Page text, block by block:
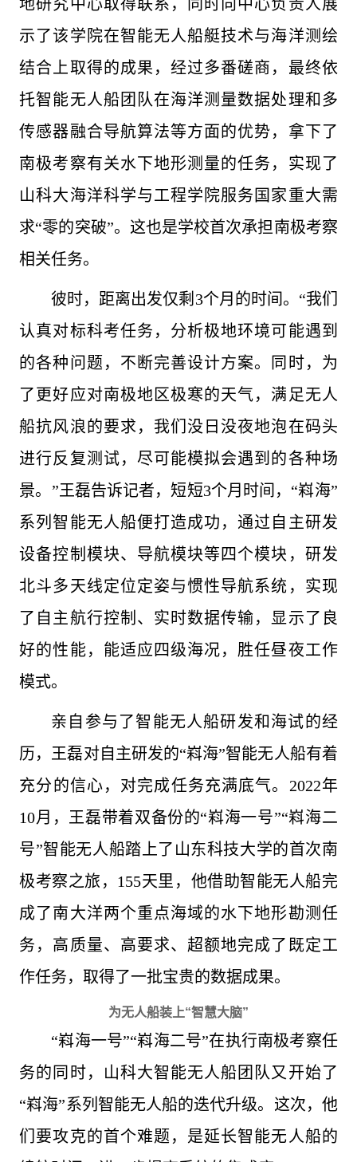
地研究中心取得联系，同时向中心负责人展
示了该学院在智能无人船艇技术与海洋测绘
结合上取得的成果，经过多番磋商，最终依
托智能无人船团队在海洋测量数据处理和多
传感器融合导航算法等方面的优势，拿下了
南极考察有关水下地形测量的任务，实现了
山科大海洋科学与工程学院服务国家重大需
求“零的突破”。这也是学校首次承担南极考察
相关任务。
彼时，距离出发仅剩3个月的时间。“我们
认真对标科考任务，分析极地环境可能遇到
的各种问题，不断完善设计方案。同时，为
了更好应对南极地区极寒的天气，满足无人
船抗风浪的要求，我们没日没夜地泡在码头
进行反复测试，尽可能模拟会遇到的各种场
景。”王磊告诉记者，短短3个月时间，“嵙海”
系列智能无人船便打造成功，通过自主研发
设备控制模块、导航模块等四个模块，研发
北斗多天线定位定姿与惯性导航系统，实现
了自主航行控制、实时数据传输，显示了良
好的性能，能适应四级海况，胜任昼夜工作
模式。
亲自参与了智能无人船研发和海试的经
历，王磊对自主研发的“嵙海”智能无人船有着
充分的信心，对完成任务充满底气。2022年
10月，王磊带着双备份的“嵙海一号”“嵙海二
号”智能无人船踏上了山东科技大学的首次南
极考察之旅，155天里，他借助智能无人船完
成了南大洋两个重点海域的水下地形勘测任
务，高质量、高要求、超额地完成了既定工
作任务，取得了一批宝贵的数据成果。
为无人船装上“智慧大脑”
“嵙海一号”“嵙海二号”在执行南极考察任
务的同时，山科大智能无人船团队又开始了
“嵙海”系列智能无人船的迭代升级。这次，他
们要攻克的首个难题，是延长智能无人船的